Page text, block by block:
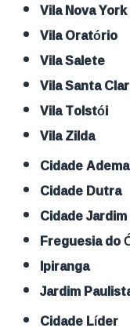
Vila Nova York
Vila Oratório
Vila Salete
Vila Santa
Vila Tolstói
Vila Zilda
Cidade
Cidade Dutra
Cidade Jardim
Freguesia do
Ipiranga
Jardim
Cidade Líder